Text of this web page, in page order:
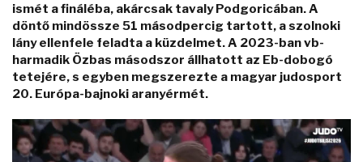
ismét a fináléba, akárcsak tavaly Podgoricában. A
döntő mindössze 51 másodpercig tartott, a szolnoki
lány ellenfele feladta a küzdelmet. A 2023-ban vb-
harmadik Özbas másodszor állhatott az Eb-dobogó
tetejére, s egyben megszerezte a magyar judosport
20. Európa-bajnoki aranyérmét.